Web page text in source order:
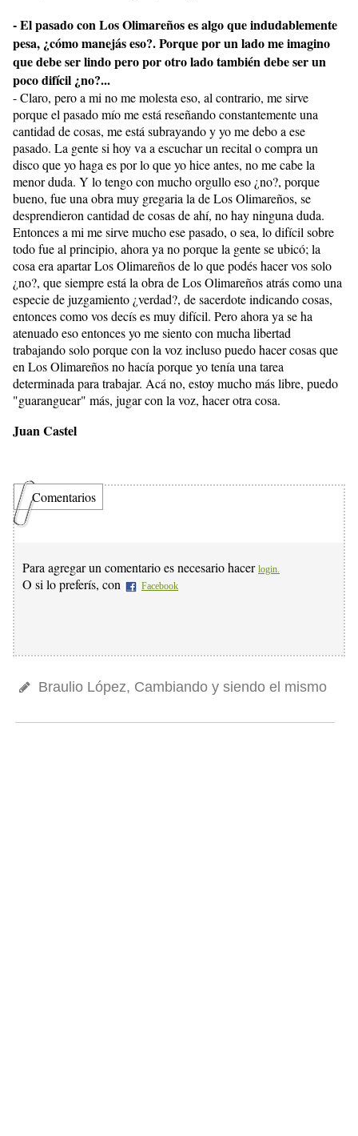
- El pasado con Los Olimareños es algo que indudablemente
pesa, ¿cómo manejás eso?. Porque por un lado me imagino
que debe ser lindo pero por otro lado también debe ser un
poco difícil ¿no?...
- Claro, pero a mi no me molesta eso, al contrario, me sirve
porque el pasado mío me está reseñando constantemente una
cantidad de cosas, me está subrayando y yo me debo a ese
pasado. La gente si hoy va a escuchar un recital o compra un
disco que yo haga es por lo que yo hice antes, no me cabe la
menor duda. Y lo tengo con mucho orgullo eso ¿no?, porque
bueno, fue una obra muy gregaria la de Los Olimareños, se
desprendieron cantidad de cosas de ahí, no hay ninguna duda.
Entonces a mi me sirve mucho ese pasado, o sea, lo difícil sobre
todo fue al principio, ahora ya no porque la gente se ubicó; la
cosa era apartar Los Olimareños de lo que podés hacer vos solo
¿no?, que siempre está la obra de Los Olimareños atrás como una
especie de juzgamiento ¿verdad?, de sacerdote indicando cosas,
entonces como vos decís es muy difícil. Pero ahora ya se ha
atenuado eso entonces yo me siento con mucha libertad
trabajando solo porque con la voz incluso puedo hacer cosas que
en Los Olimareños no hacía porque yo tenía una tarea
determinada para trabajar. Acá no, estoy mucho más libre, puedo
"guaranguear" más, jugar con la voz, hacer otra cosa.
Juan Castel
Comentarios
Para agregar un comentario es necesario hacer login.
O si lo preferís, con Facebook
Braulio López, Cambiando y siendo el mismo